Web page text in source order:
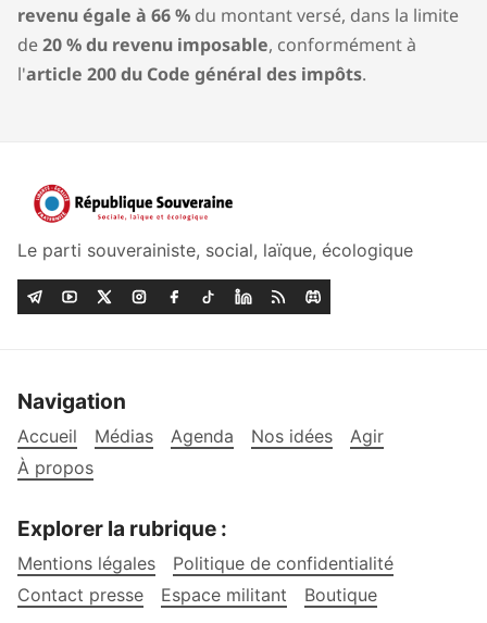
revenu égale à 66 % du montant versé, dans la limite
de20 % du revenu imposable, conformément à
l'article 200 du Code général des impôts.
Le parti souverainiste, social, laïque, écologique
Navigation
Accueil Médias Agenda Nos idées
Agir
À propos
Explorer la rubrique :
Mentions légales
Politique de confidentialité
Contact presse
Espace militant Boutique